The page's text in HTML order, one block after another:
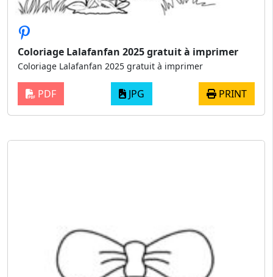
Coloriage Lalafanfan 2025 gratuit à imprimer
Coloriage Lalafanfan 2025 gratuit à imprimer
PDF JPG PRINT